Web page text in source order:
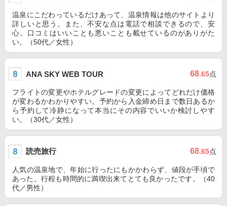
温泉にこだわっているだけあって、温泉情報は他のサイトより
詳しいと思う。また、不安な点は電話で相談できるので、安
心。口コミはいいことも悪いことも載せているのがありがた
い。（50代／女性）
ANA SKY WEB TOUR 68.65点
フライトの変更やホテルグレードの変更によってどれだけ価格
が変わるかわかりやすい。予約から入金締め日まで数日あるか
ら予約して冷静になって本当にその内容でいいか検討しやす
い。（30代／女性）
読売旅行 68.65点
人気の温泉地で、年始に行ったにもかかわらず、値段が手頃で
あった。行程も時間的に満喫出来てとても良かったです。（40
代／男性）